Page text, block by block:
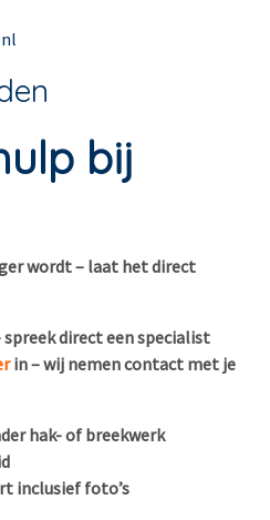
bij
wordt – laat het direct
spreek direct een specialist
in – wij nemen contact met je
hak- of breekwerk
inclusief foto’s